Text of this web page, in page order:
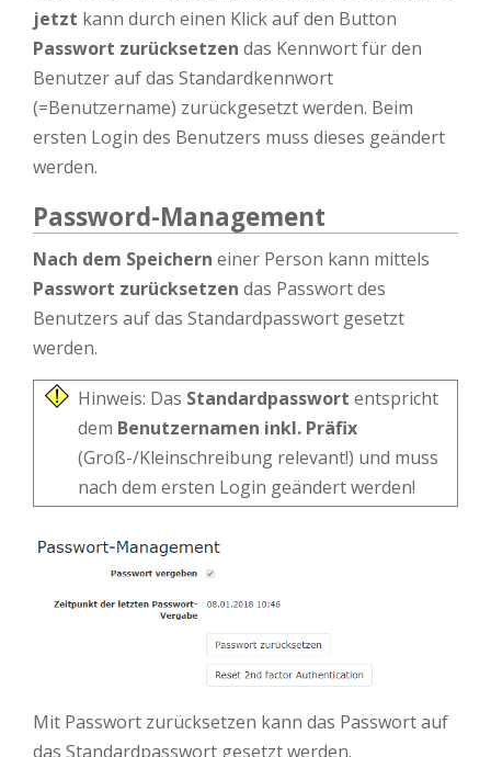
jetzt kann durch einen Klick auf den Button
Passwort zurücksetzen das Kennwort für den
Benutzer auf das Standardkennwort
(=Benutzername) zurückgesetzt werden. Beim
ersten Login des Benutzers muss dieses geändert
werden.
Password-Management
Nach dem Speichern einer Person kann mittels
Passwort zurücksetzen das Passwort des
Benutzers auf das Standardpasswort gesetzt
werden.
Hinweis: Das Standardpasswort entspricht
dem Benutzernamen inkl. Präfix
(Groß-/Kleinschreibung relevant!) und muss
nach dem ersten Login geändert werden!
Mit Passwort zurücksetzen kann das Passwort auf
das Standardpasswort gesetzt werden.